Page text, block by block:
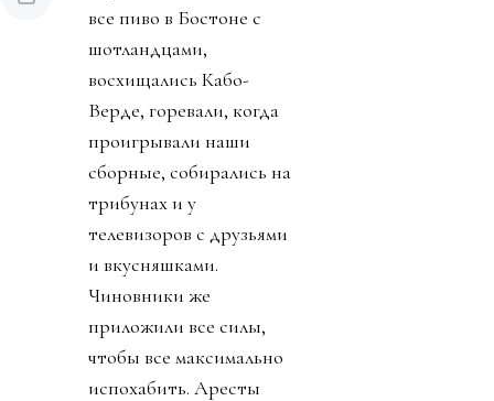
все пиво в Бостоне с
шотландцами,
восхищались Кабо-
Верде, горевали, когда
проигрывали наши
сборные, собирались на
трибунах и у
телевизоров с друзьями
и вкусняшками.
Чиновники же
приложили все силы,
чтобы все максимально
испохабить. Аресты